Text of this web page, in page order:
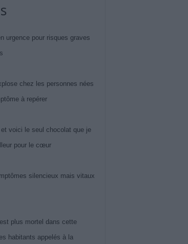
urgence pour risques graves
chez les personnes nées
à repérer
voici le seul chocolat que je
pour le cœur
silencieux mais vitaux
plus mortel dans cette
habitants appelés à la